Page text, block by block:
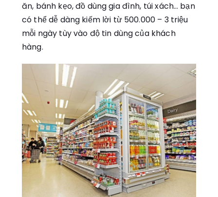
ăn, bánh kẹo, đồ dùng gia đình, túi xách… bạn
có thể dễ dàng kiếm lời từ 500.000 – 3 triệu
mỗi ngày tùy vào độ tin dùng của khách
hàng.